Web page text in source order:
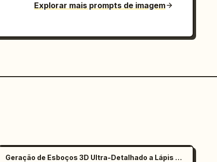
Explorar mais prompts de imagem
Geração de Esboços 3D Ultra-Detalhado a Lápis de Grafite